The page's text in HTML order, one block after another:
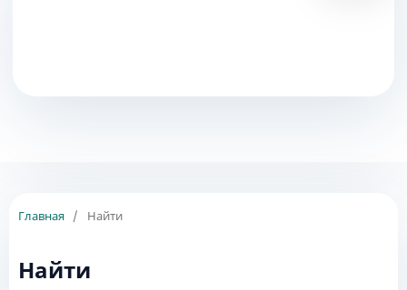
Главная / Найти
Найти